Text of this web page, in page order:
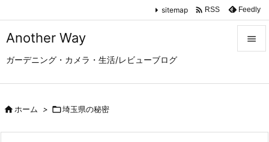
Another Way
ガーデニング・カメラ・生活/レビューブログ

sitemap  RSS Feedly
ホーム > 埼玉県の秘密